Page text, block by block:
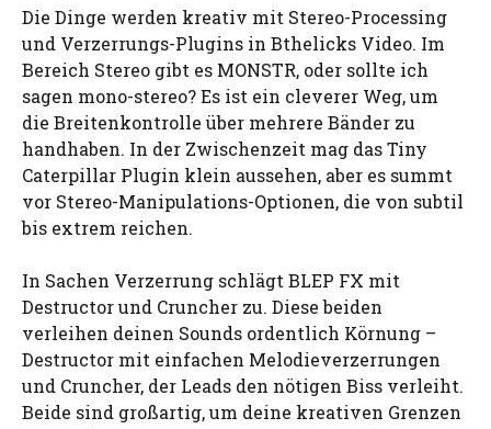
Die Dinge werden kreativ mit Stereo-Processing
und Verzerrungs-Plugins in Bthelicks Video. Im
Bereich Stereo gibt es MONSTR, oder sollte ich
sagen mono-stereo? Es ist ein cleverer Weg, um
die Breitenkontrolle über mehrere Bänder zu
handhaben. In der Zwischenzeit mag das Tiny
Caterpillar Plugin klein aussehen, aber es summt
vor Stereo-Manipulations-Optionen, die von subtil
bis extrem reichen.
In Sachen Verzerrung schlägt BLEP FX mit
Destructor und Cruncher zu. Diese beiden
verleihen deinen Sounds ordentlich Körnung –
Destructor mit einfachen Melodieverzerrungen
und Cruncher, der Leads den nötigen Biss verleiht.
Beide sind großartig, um deine kreativen Grenzen